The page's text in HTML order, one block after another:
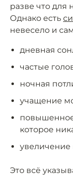
разве что
Однако есть
невесело и
дневная
частые
ночная
учащение
которое
увеличение
Это всё